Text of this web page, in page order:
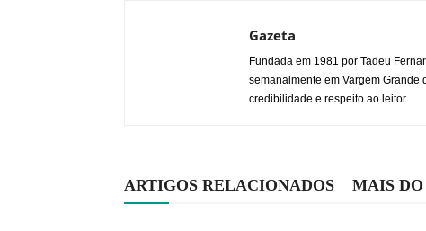
Gazeta
Fundada em 1981 por Tadeu
semanalmente em Vargem
credibilidade e respeito ao leitor.
ARTIGOS RELACIONADOS MAIS